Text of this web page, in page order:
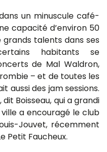
un minuscule café-
capacité d’environ 50
talents dans ses
habitants se
de Mal Waldron,
– et de toutes les
aussi des jam sessions.
dit Boisseau, qui a grandi
a encouragé le club
Jouvet, récemment
Petit Faucheux.